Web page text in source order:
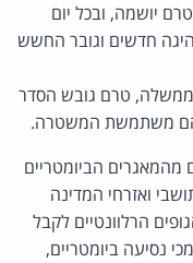
בני אדם טרם יושמה, ובכל יום
חדשים וגובר החשש
החלטת הממשלה, טרם גובש הסדר
משתמשת המשטרה.
מהמאגרים הביומטריים
ואזרחי המדינה
הרלוונטיים לקבל
נסיעה ביומטריים,